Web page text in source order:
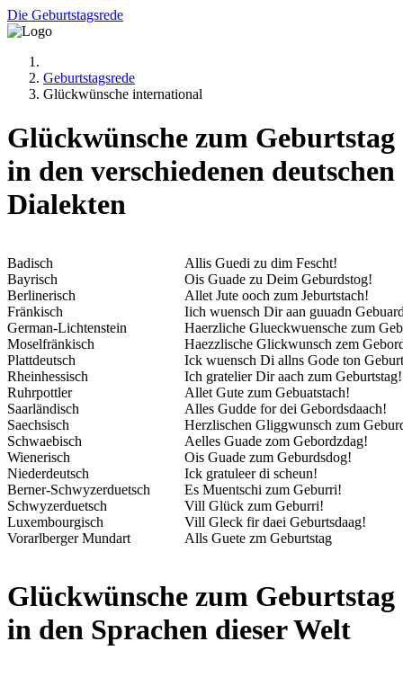
Die Geburtstagsrede
Geburtstagsrede
Glückwünsche international
Glückwünsche zum Geburtstag
in den verschiedenen deutschen
Dialekten
Badisch
Bayrisch
Berlinerisch
Fränkisch
German-Lichtenstein
Moselfränkisch
Plattdeutsch
Rheinhessisch
Ruhrpottler
Saarländisch
Saechsisch
Schwaebisch
Wienerisch
Niederdeutsch
Berner-Schwyzerduetsch
Schwyzerduetsch
Luxembourgisch
Vorarlberger Mundart
Allis Guedi zu dim Fescht!
Ois Guade zu Deim Geburdstog!
Allet Jute ooch zum Jeburtstach!
Iich wuensch Dir aan guuadn
Haerzliche Glueckwuensche zum
Haezzlische Glickwunsch zem
Ick wuensch Di allns Gode ton
Ich gratelier Dir aach zum Geburtstag!
Allet Gute zum Gebuatstach!
Alles Gudde for dei Gebordsdaach!
Herzlischen Gliggwunsch zum
Aelles Guade zom Gebordzdag!
Ois Guade zum Geburdsdog!
Ick gratuleer di scheun!
Es Muentschi zum Geburri!
Vill Glück zum Geburri!
Vill Gleck fir daei Geburtsdaag!
Alls Guete zm Geburtstag
Glückwünsche zum Geburtstag
in den Sprachen dieser Welt